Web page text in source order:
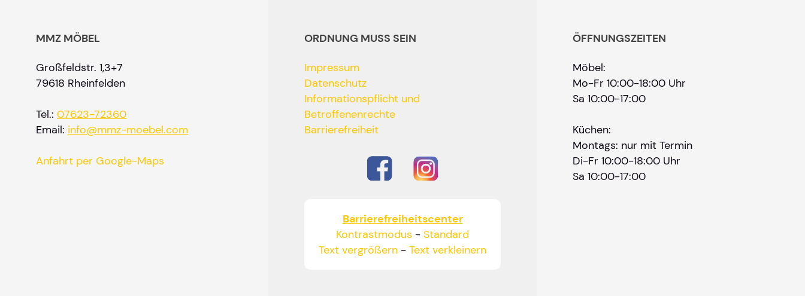
MMZ MÖBEL
Großfeldstr. 1,3+7
79618 Rheinfelden
Tel.: 07623-72360
Email: info@mmz-moebel.com
Anfahrt per Google-Maps
ORDNUNG MUSS SEIN
Impressum
Datenschutz
Informationspflicht und
Betroffenenrechte
Barrierefreiheit
Barrierefreiheitscenter
Kontrastmodus - Standard
Text vergrößern - Text verkleinern
ÖFFNUNGSZEITEN
Möbel:
Mo-Fr 10:00-18:00 Uhr
Sa 10:00-17:00
Küchen:
Montags: nur mit Termin
Di-Fr 10:00-18:00 Uhr
Sa 10:00-17:00